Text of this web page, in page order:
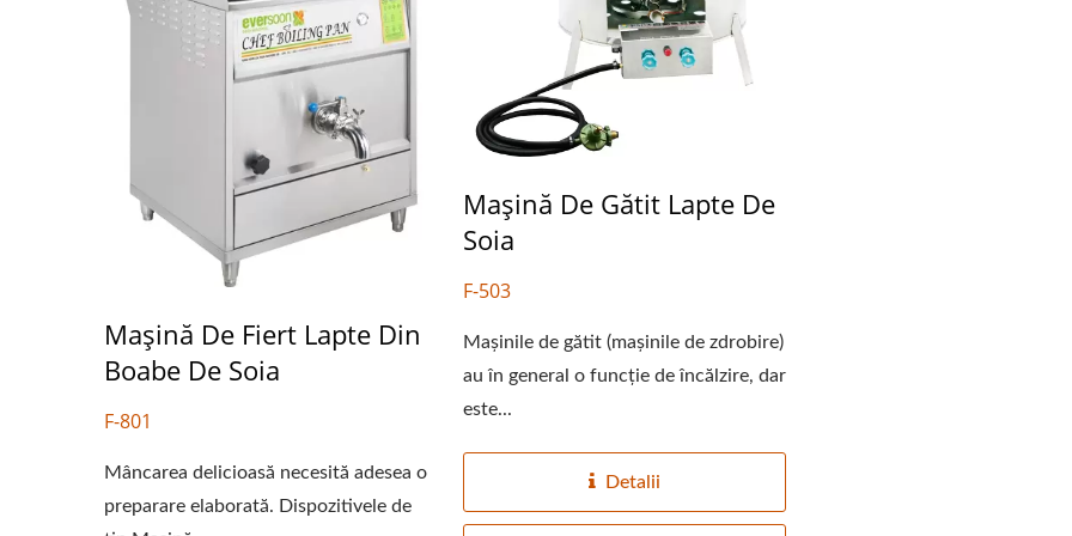
Mașină De Fiert Lapte Din
Boabe De Soia
F-801
Mâncarea delicioasă necesită adesea o
preparare elaborată. Dispozitivele de
Mașină De Gătit Lapte De
Soia
F-503
Mașinile de gătit (mașinile de zdrobire)
au în general o funcție de încălzire, dar
este...
Detalii
Linie De Producție Automată